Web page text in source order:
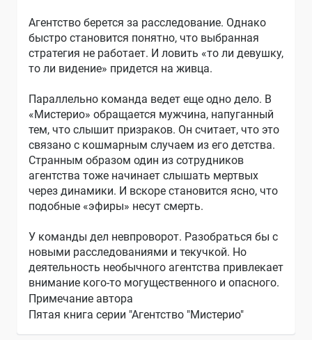
Агентство берется за расследование. Однако
быстро становится понятно, что выбранная
стратегия не работает. И ловить «то ли девушку,
то ли видение» придется на живца.
Параллельно команда ведет еще одно дело. В
«Мистерио» обращается мужчина, напуганный
тем, что слышит призраков. Он считает, что это
связано с кошмарным случаем из его детства.
Странным образом один из сотрудников
агентства тоже начинает слышать мертвых
через динамики. И вскоре становится ясно, что
подобные «эфиры» несут смерть.
У команды дел невпроворот. Разобраться бы с
новыми расследованиями и текучкой. Но
деятельность необычного агентства привлекает
внимание кого-то могущественного и опасного.
Примечание автора
Пятая книга серии "Агентство "Мистерио"